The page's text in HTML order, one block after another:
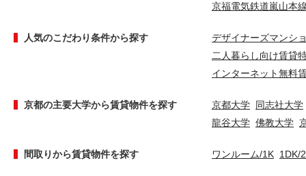
京福電気鉄道嵐山本
人気のこだわり条件から探す
デザイナーズマンシ
二人暮らし向け賃貸
インターネット無料
京都の主要大学から賃貸物件を探す 京都大学 同志社大学
龍谷大学 佛教大学
間取りから賃貸物件を探す ワンルーム/1K 1DK/